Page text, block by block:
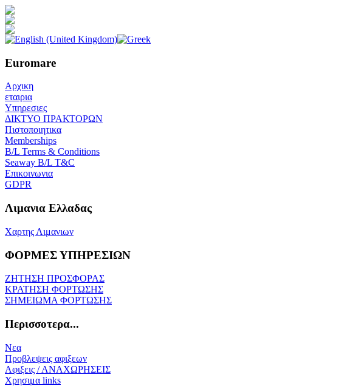
Euromare
Αρχικη
εταιρια
Υπηρεσιες
ΔΙΚΤΥΟ ΠΡΑΚΤΟΡΩΝ
Πιστοποιητικα
Memberships
B/L Terms & Conditions
Seaway B/L T&C
Επικοινωνια
GDPR
Λιμανια Ελλαδας
Χαρτης Λιμανιων
ΦΟΡΜΕΣ ΥΠΗΡΕΣΙΩΝ
ΖΗΤΗΣΗ ΠΡΟΣΦΟΡΑΣ
ΚΡΑΤΗΣΗ ΦΟΡΤΩΣΗΣ
ΣΗΜΕΙΩΜΑ ΦΟΡΤΩΣΗΣ
Περισσοτερα...
Νεα
Προβλεψεις αφιξεων
Αφιξεις / ΑΝΑΧΩΡΗΣΕΙΣ
Χρησιμα links